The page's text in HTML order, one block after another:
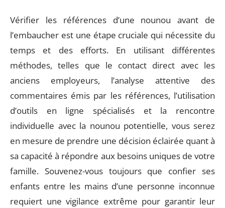
Vérifier les références d’une nounou avant de
l’embaucher est une étape cruciale qui nécessite du
temps et des efforts. En utilisant différentes
méthodes, telles que le contact direct avec les
anciens employeurs, l’analyse attentive des
commentaires émis par les références, l’utilisation
d’outils en ligne spécialisés et la rencontre
individuelle avec la nounou potentielle, vous serez
en mesure de prendre une décision éclairée quant à
sa capacité à répondre aux besoins uniques de votre
famille. Souvenez-vous toujours que confier ses
enfants entre les mains d’une personne inconnue
requiert une vigilance extrême pour garantir leur